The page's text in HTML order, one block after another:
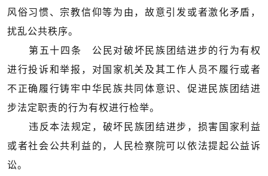
风俗习惯、宗教信仰等为由，故意引发或者激化矛盾，
扰乱公共秩序。
第五十四条 公民对破坏民族团结进步的行为有权
进行投诉和举报，对国家机关及其工作人员不履行或者
不正确履行铸牢中华民族共同体意识、促进民族团结进
步法定职责的行为有权进行检举。
违反本法规定，破坏民族团结进步，损害国家利益
或者社会公共利益的，人民检察院可以依法提起公益诉
讼。